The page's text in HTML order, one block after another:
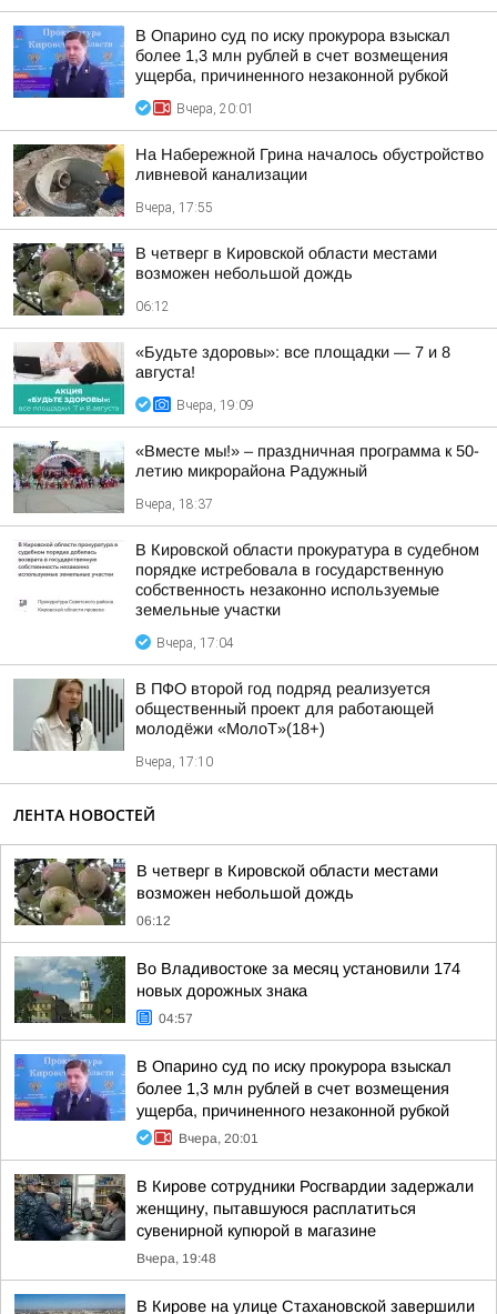
В Опарино суд по иску прокурора взыскал
более 1,3 млн рублей в счет возмещения
ущерба, причиненного незаконной рубкой
Вчера, 20:01
На Набережной Грина началось обустройство
ливневой канализации
Вчера, 17:55
В четверг в Кировской области местами
возможен небольшой дождь
06:12
«Будьте здоровы»: все площадки — 7 и 8
августа!
Вчера, 19:09
«Вместе мы!» – праздничная программа к 50-
летию микрорайона Радужный
Вчера, 18:37
В Кировской области прокуратура в судебном
порядке истребовала в государственную
собственность незаконно используемые
земельные участки
Вчера, 17:04
В ПФО второй год подряд реализуется
общественный проект для работающей
молодёжи «МолоТ»(18+)
Вчера, 17:10
ЛЕНТА НОВОСТЕЙ
В четверг в Кировской области местами
возможен небольшой дождь
06:12
Во Владивостоке за месяц установили 174
новых дорожных знака
04:57
В Опарино суд по иску прокурора взыскал
более 1,3 млн рублей в счет возмещения
ущерба, причиненного незаконной рубкой
Вчера, 20:01
В Кирове сотрудники Росгвардии задержали
женщину, пытавшуюся расплатиться
сувенирной купюрой в магазине
Вчера, 19:48
В Кирове на улице Стахановской завершили